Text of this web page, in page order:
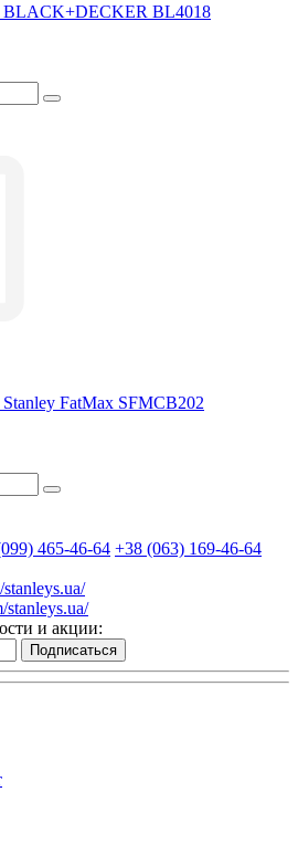
BLACK+DECKER BL4018
FatMax SFMCB202
465-46-64 +38 (063) 169-46-64
и акции:
Подписаться